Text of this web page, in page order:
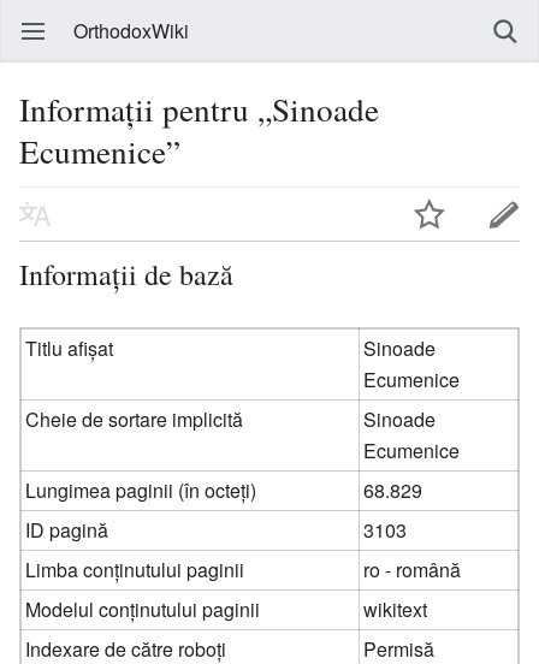
OrthodoxWiki
Informații pentru „Sinoade
Ecumenice”
Informații de bază
Titlu afișat
Sinoade
Ecumenice
Cheie de sortare implicită
Sinoade
Ecumenice
Lungimea paginii (în octeți)
68.829
ID pagină
3103
Limba conținutului paginii
ro - română
Modelul conținutului paginii
wikitext
Indexare de către roboți
Permisă